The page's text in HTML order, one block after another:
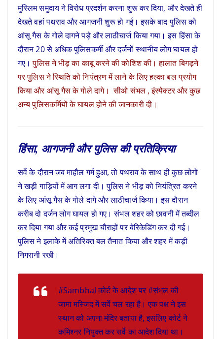
मुस्लिम समुदाय ने विरोध प्रदर्शन करना शुरू कर दिया, और देखते ही
देखते वहां पथराव और आगजनी शुरू हो गई। इसके बाद पुलिस को
आंसू गैस के गोले दागने पड़े और लाठीचार्ज किया गया। इस हिंसा के
दौरान 20 से अधिक पुलिसकर्मी और दर्जनों स्थानीय लोग घायल हो
गए।पुलिस ने भीड़ का काबू करने की कोशिश की। हालात बिगड़ने
पर पुलिस ने स्थिति को नियंत्रण में लाने के लिए हल्का बल प्रयोग
किया और आंसू गैस के गोले दागे। सीओ संभल , इंस्पेक्टर और कुछ
अन्य पुलिसकर्मियों के घायल होने की जानकारी दी।
हिंसा, आगजनी और पुलिस की प्रतिक्रिया
सर्वे के दौरान जब माहौल गर्म हुआ, तो पथराव के साथ ही कुछ लोगों
ने खड़ी गाड़ियों में आग लगा दी। पुलिस ने भीड़ को नियंत्रित करने
के लिए आंसू गैस के गोले दागे और लाठीचार्ज किया। इस दौरान
करीब दो दर्जन लोग घायल हो गए। संभल शहर को छावनी में तब्दील
कर दिया गया और कई प्रमुख चौराहों पर बेरिकेडिंग कर दी गई।
पुलिस ने इलाके में अतिरिक्त बल तैनात किया और शहर में कड़ी
निगरानी रखी।
#Sambhalकोर्ट के आदेश पर#संभलकी
जामा मस्जिद में सर्वे चल रहा है। एक पक्ष ने इस
स्थान को अपना मंदिर बताया है, इसलिए कोर्ट ने
कमिश्नर नियुक्त कर सर्वे का आदेश दिया था।